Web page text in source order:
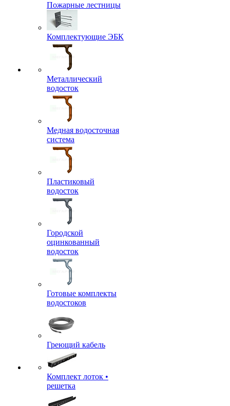
Пожарные лестницы
Комплектующие ЭБК
Металлический
водосток
Медная водосточная
система
Пластиковый
водосток
Городской
оцинкованный
водосток
Готовые комплекты
водостоков
Греющий кабель
Комплект лоток •
решетка